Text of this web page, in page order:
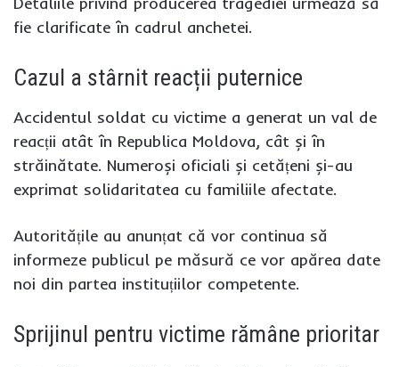
fie clarificate în cadrul anchetei.
Cazul a stârnit reacții puternice
Accidentul soldat cu victime a generat un val de
reacții atât în Republica Moldova, cât și în
străinătate. Numeroși oficiali și cetățeni și-au
exprimat solidaritatea cu familiile afectate.
Autoritățile au anunțat că vor continua să
informeze publicul pe măsură ce vor apărea date
noi din partea instituțiilor competente.
Sprijinul pentru victime rămâne prioritar